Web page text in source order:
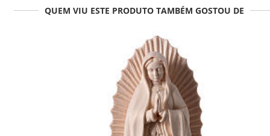
QUEM VIU ESTE PRODUTO TAMBÉM GOSTOU DE